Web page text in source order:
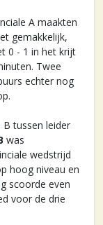
A maakten
gemakkelijk,
0 - 1 in het krijt
Twee
echter nog
tussen leider
was
wedstrijd
hoog niveau en
scoorde even
voor de drie